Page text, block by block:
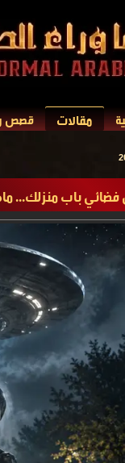
مقالات قصص
فضائي باب منزلك...